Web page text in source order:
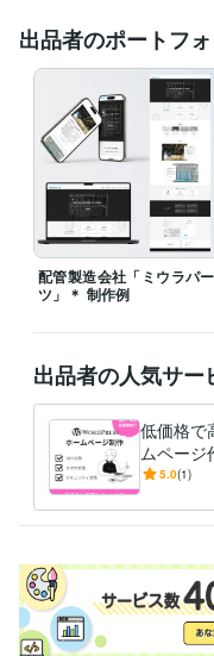
Wix:2年WordPress:2年
Google スプレッドシート:3
Google ドキュメント:3年
Canva:2年Figma:2年
得意分野
Web制作・HP作成・EC構築
語学力
英語 日常会話レベル
出品者のポートフ
配管製造会社「ミウラパー
ツ」＊ 制作例
出品者の人気サー
低価格で
ムページ
ードプレ
5.0(1)